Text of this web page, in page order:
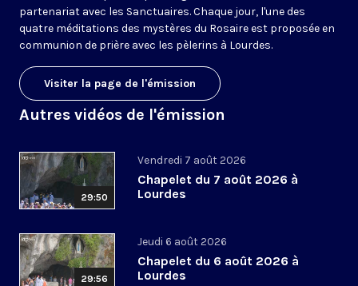
partenariat avec les Sanctuaires. Chaque jour, l'une des
quatre méditations des mystères du Rosaire est proposée en
communion de prière avec les pèlerins à Lourdes.
Visiter la page de l'émission
Autres vidéos de l'émission
29:50
Vendredi 7 août 2026
Chapelet du 7 août 2026 à
Lourdes
29:56
Jeudi 6 août 2026
Chapelet du 6 août 2026 à
Lourdes